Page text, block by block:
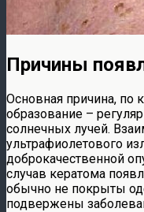
Причины
Основная причина, по
образование –
солнечных лучей.
ультрафиолетового
доброкачественной
случав кератома
обычно не покрыты
подвержены